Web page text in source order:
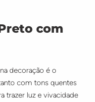
com
decoração é o
com tons quentes
trazer luz e vivacidade